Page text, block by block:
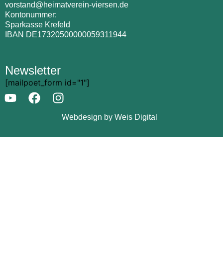
vorstand@heimatverein-viersen.de
Kontonummer:
Sparkasse Krefeld
IBAN DE17320500000059311944
Newsletter
[mailpoet_form id="1"]
Webdesign by Weis Digital